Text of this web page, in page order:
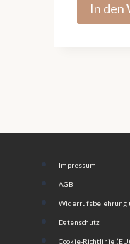
In den
Impressum
AGB
Widerrufsbelehrung
Datenschutz
Cookie-Richtlinie (EU)